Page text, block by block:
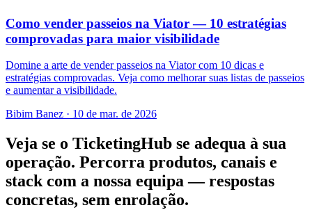
Como vender passeios na Viator — 10 estratégias
comprovadas para maior visibilidade
Domine a arte de vender passeios na Viator com 10 dicas e
estratégias comprovadas. Veja como melhorar suas listas de passeios
e aumentar a visibilidade.
Bibim Banez · 10 de mar. de 2026
Veja se o TicketingHub se adequa à sua
operação. Percorra produtos, canais e
stack com a nossa equipa — respostas
concretas, sem enrolação.